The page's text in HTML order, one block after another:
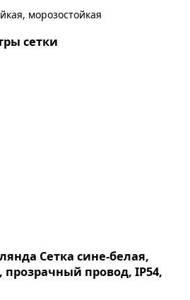
морозостойкая
сетки
Сетка сине-белая,
провод, IP54,